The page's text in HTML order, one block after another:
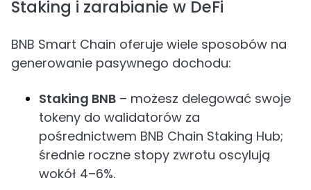
Staking i zarabianie w DeFi
BNB Smart Chain oferuje wiele sposobów na
generowanie pasywnego dochodu:
Staking BNB – możesz delegować swoje
tokeny do walidatorów za
pośrednictwem BNB Chain Staking Hub;
średnie roczne stopy zwrotu oscylują
wokół 4–6%.